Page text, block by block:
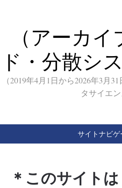
（アーカ
ド・分散シ
（2019年4月1日から2026年3月
タサイエ
サイトナビゲ
＊このサイト